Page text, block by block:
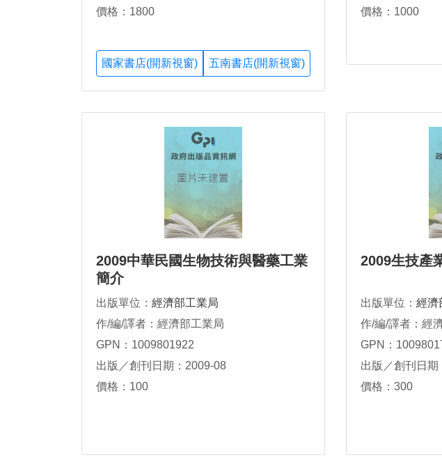
價格：1800
國家書店(開新視窗) 五南書店(開新視窗)
價格：1000
2009中華民國生物技術與醫藥工業
簡介
出版單位： 經濟部工業局
作/編/譯者：經濟部工業局
GPN：1009801922
出版／創刊日期：2009-08
價格：100
2009生技產
出版單位： 經濟
作/編/譯者：經
GPN：
出版／創刊日期
價格：300